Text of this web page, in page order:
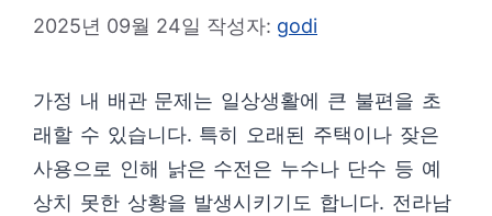
2025년 09월 24일 작성자: godi
가정 내 배관 문제는 일상생활에 큰 불편을 초
래할 수 있습니다. 특히 오래된 주택이나 잦은
사용으로 인해 낡은 수전은 누수나 단수 등 예
상치 못한 상황을 발생시키기도 합니다. 전라남